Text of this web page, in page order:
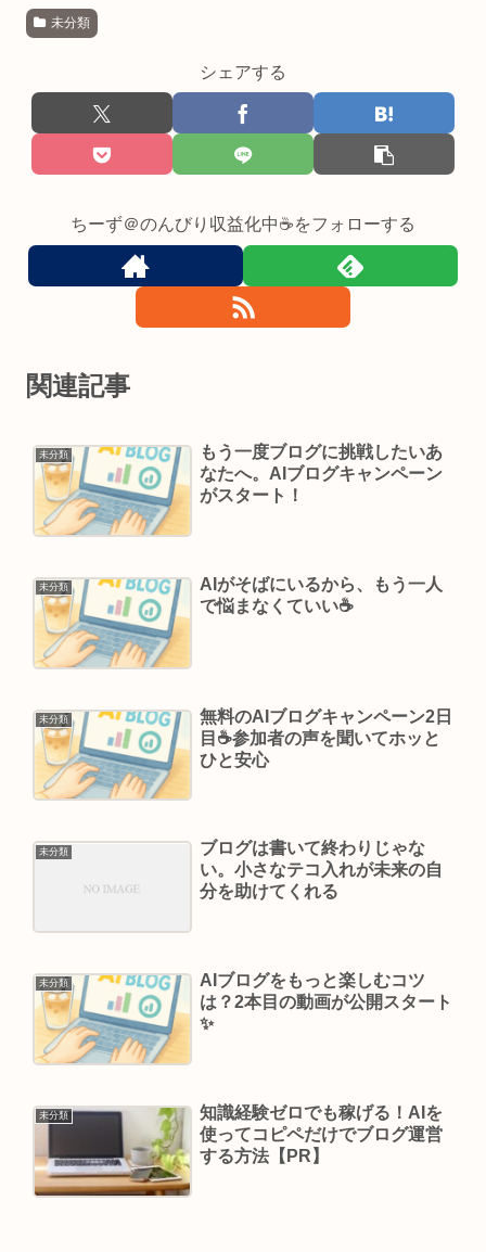
未分類
シェアする
ちーず＠のんびり収益化中☕をフォローする
関連記事
未分類
もう一度ブログに挑戦したいあ
なたへ。AIブログキャンペーン
がスタート！
未分類
AIがそばにいるから、もう一人
で悩まなくていい☕
未分類
無料のAIブログキャンペーン2日
目☕参加者の声を聞いてホッと
ひと安心
未分類
ブログは書いて終わりじゃな
い。小さなテコ入れが未来の自
分を助けてくれる
未分類
AIブログをもっと楽しむコツ
は？2本目の動画が公開スタート
✨
未分類
知識経験ゼロでも稼げる！AIを
使ってコピペだけでブログ運営
する方法【PR】